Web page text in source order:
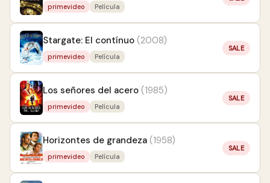
primevideo Película
Stargate: El contínuo (2008)
primevideo Película
SALE
Los señores del acero (1985)
primevideo Película
SALE
Horizontes de grandeza (1958)
primevideo Película
SALE